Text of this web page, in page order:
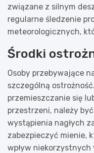
związane z silnym
regularne śledzenie
meteorologicznych,
Środki
Osoby przebywające
szczególną
przemieszczanie się
przestrzeni, należy
wystąpienia nagłych
zabezpieczyć mienie,
wpływ